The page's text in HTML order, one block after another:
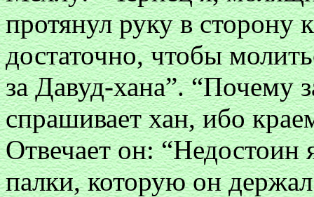
протянул руку в сторону
достаточно, чтобы
за Давуд-хана”. “Почему
спрашивает хан, ибо
Отвечает он: “Недостоин
палки, которую он